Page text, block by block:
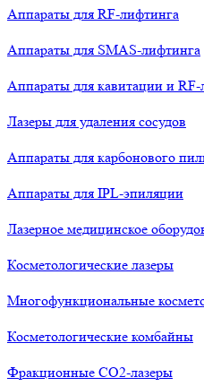
Аппараты для RF-лифтинга
Аппараты для SMAS-лифтинга
Аппараты для кавитации и
Лазеры для удаления сосудов
Аппараты для карбонового
Аппараты для IPL-эпиляции
Лазерное медицинское
Косметологические лазеры
Многофункциональные
Косметологические комбайны
Фракционные СО2-лазеры